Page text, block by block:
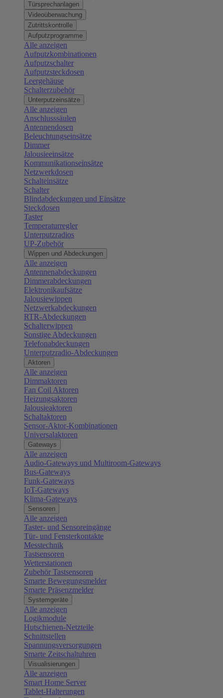
Türsprechanlagen
Videoüberwachung
Zutrittskontrolle
Aufputzprogramme
Alle anzeigen
Aufputzkombinationen
Aufputzschalter
Aufputzsteckdosen
Leergehäuse
Schalterzubehör
Unterputzeinsätze
Alle anzeigen
Anschlusssäulen
Antennendosen
Beleuchtungseinsätze
Dimmer
Jalousieeinsätze
Kommunikationseinsätze
Netzwerkdosen
Schalteinsätze
Schalter
Blindabdeckungen und Einsätze
Steckdosen
Taster
Temperaturregler
Unterputzradios
UP-Zubehör
Wippen und Abdeckungen
Alle anzeigen
Antennenabdeckungen
Dimmerabdeckungen
Elektronikaufsätze
Jalousiewippen
Netzwerkabdeckungen
RTR-Abdeckungen
Schalterwippen
Sonstige Abdeckungen
Telefonabdeckungen
Unterputzradio-Abdeckungen
Aktoren
Alle anzeigen
Dimmaktoren
Fan Coil Aktoren
Heizungsaktoren
Jalousieaktoren
Schaltaktoren
Sensor-Aktor-Kombinationen
Universalaktoren
Gateways
Alle anzeigen
Audio-Gateways und Multiroom-Gateways
Bus-Gateways
Funk-Gateways
IoT-Gateways
Klima-Gateways
Sensoren
Alle anzeigen
Taster- und Sensoreingänge
Tür- und Fensterkontakte
Messtechnik
Tastsensoren
Wetterstationen
Zubehör Tastsensoren
Smarte Bewegungsmelder
Smarte Präsenzmelder
Systemgeräte
Alle anzeigen
Logikmodule
Hutschienen-Netzteile
Schnittstellen
Spannungsversorgungen
Smarte Zeitschaltuhren
Visualisierungen
Alle anzeigen
Smart Home Server
Tablet-Halterungen